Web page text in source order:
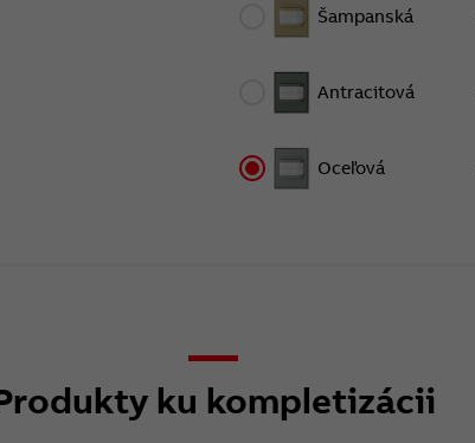
Šampanská
Antracitová
Oceľová
ku kompletizácii